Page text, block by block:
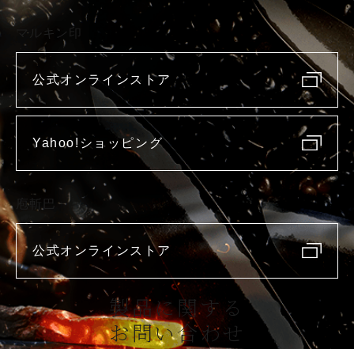
マルキン印
公式オンラインストア
Yahoo!ショッピング
庖斬巴
公式オンラインストア
製品に関する
お問い合わせ